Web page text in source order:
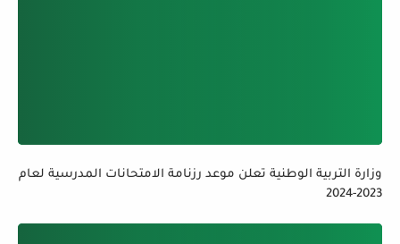
وزارة التربية الوطنية تعلن موعد رزنامة الامتحانات المدرسية لعام
2023-2024